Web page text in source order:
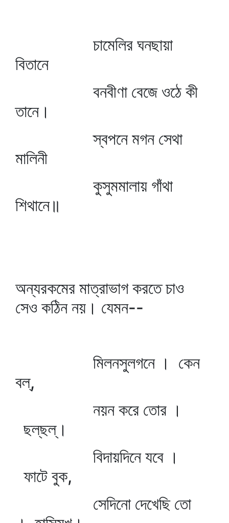
চামেলির ঘনছায়া
বিতানে
বনবীণা বেজে ওঠে কী
তানে।
স্বপনে মগন সেথা
মালিনী
কুসুমমালায় গাঁথা
শিথানে॥
অন্যরকমের মাত্রাভাগ করতে চাও
সেও কঠিন নয়। যেমন--
মিলনসুলগনে । কেন
বল্‌,
নয়ন করে তোর ।
ছল্‌ছল্‌।
বিদায়দিনে যবে ।
ফাটে বুক,
সেদিনো দেখেছি তো